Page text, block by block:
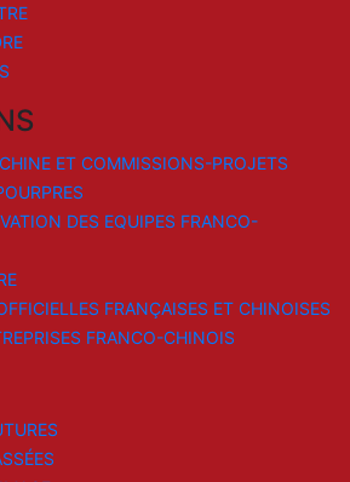
ET COMMISSIONS-PROJETS
DES EQUIPES FRANCO-
FRANÇAISES ET CHINOISES
FRANCO-CHINOIS